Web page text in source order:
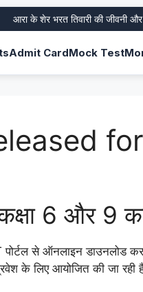
के शेर भरत तिवारी की जीवनी और उनके
Admit CardMock Test
6 और 9 का
पोर्टल से ऑनलाइन डाउनलोड
के लिए आयोजित की जा रही